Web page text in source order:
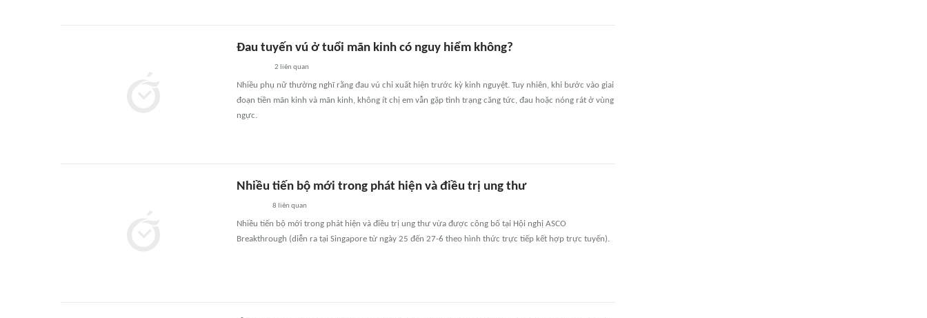
Đau tuyến vú ở tuổi mãn kinh có nguy hiểm không?
2 liên quan
Nhiều phụ nữ thường nghĩ rằng đau vú chỉ xuất hiện trước kỳ kinh nguyệt. Tuy nhiên, khi bước vào giai
đoạn tiền mãn kinh và mãn kinh, không ít chị em vẫn gặp tình trạng căng tức, đau hoặc nóng rát ở vùng
ngực.
Nhiều tiến bộ mới trong phát hiện và điều trị ung thư
8 liên quan
Nhiều tiến bộ mới trong phát hiện và điều trị ung thư vừa được công bố tại Hội nghị ASCO
Breakthrough (diễn ra tại Singapore từ ngày 25 đến 27-6 theo hình thức trực tiếp kết hợp trực tuyến).